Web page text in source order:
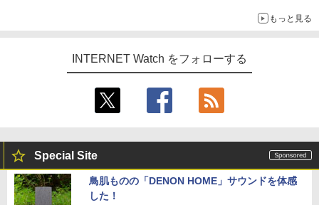
もっと見る
INTERNET Watch をフォローする
Special Site
鳥肌ものの「DENON HOME」サウンドを体感
した！